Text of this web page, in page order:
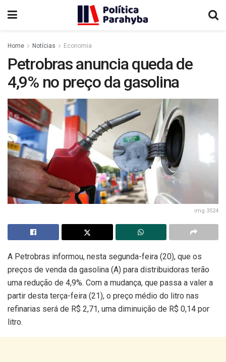
Home Notícias Economia
Petrobras anuncia queda de
4,9% no preço da gasolina
img 3524
A Petrobras informou, nesta segunda-feira (20), que os
preços de venda da gasolina (A) para distribuidoras terão
uma redução de 4,9%. Com a mudança, que passa a valer a
partir desta terça-feira (21), o preço médio do litro nas
refinarias será de R$ 2,71, uma diminuição de R$ 0,14 por
litro.